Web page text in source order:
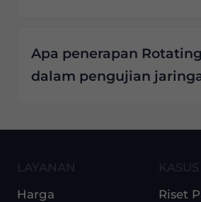
Apa penerapan
dalam pengujian
LAYANAN
Harga
Riset